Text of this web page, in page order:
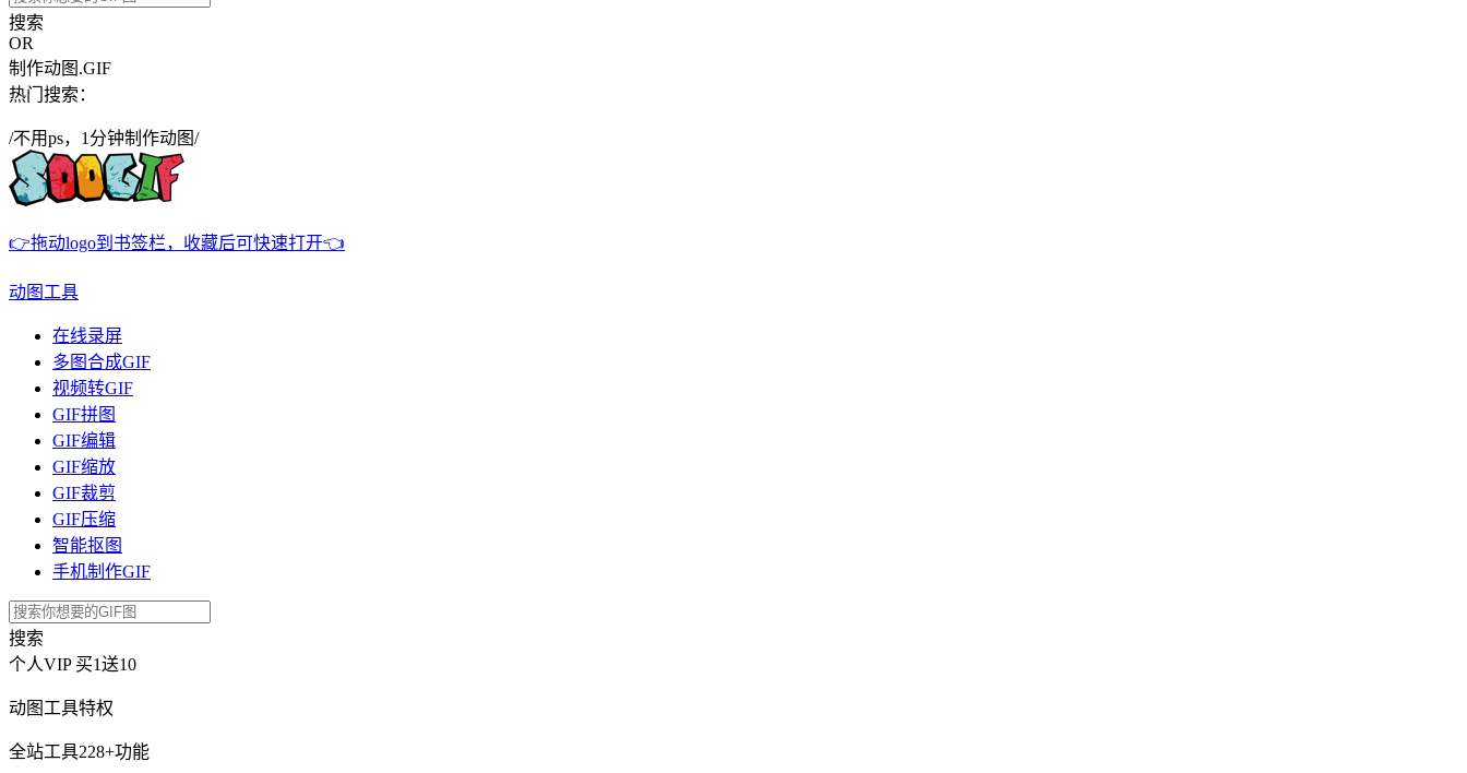
搜索
OR
制作动图.GIF
热门搜索：
/不用ps，1分钟制作动图/
👉拖动logo到书签栏，收藏后可快速打开👈
动图工具
在线录屏
多图合成GIF
视频转GIF
GIF拼图
GIF编辑
GIF缩放
GIF裁剪
GIF压缩
智能抠图
手机制作GIF
搜索
个人VIP 买1送10
动图工具特权
全站工具228+功能